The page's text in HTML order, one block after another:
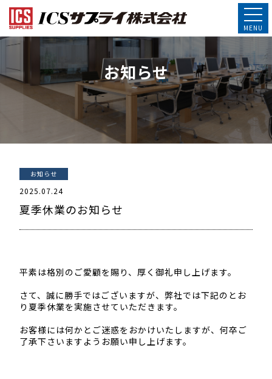
お知らせ
お知らせ
2025.07.24
夏季休業のお知らせ
平素は格別のご愛顧を賜り、厚く御礼申し上げます。
さて、誠に勝手ではございますが、弊社では下記のとお
り夏季休業を実施させていただきます。
お客様には何かとご迷惑をおかけいたしますが、何卒ご
了承下さいますようお願い申し上げます。